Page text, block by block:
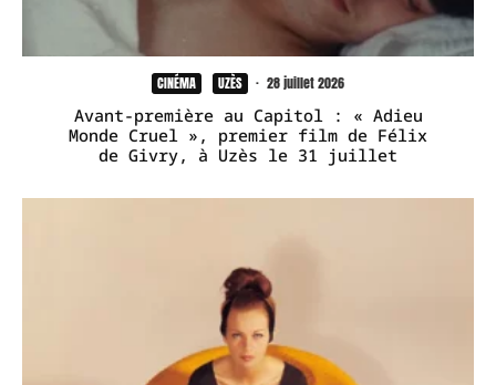
CINÉMA UZÈS · 28 juillet 2026
Avant-première au Capitol : « Adieu
Monde Cruel », premier film de Félix
de Givry, à Uzès le 31 juillet